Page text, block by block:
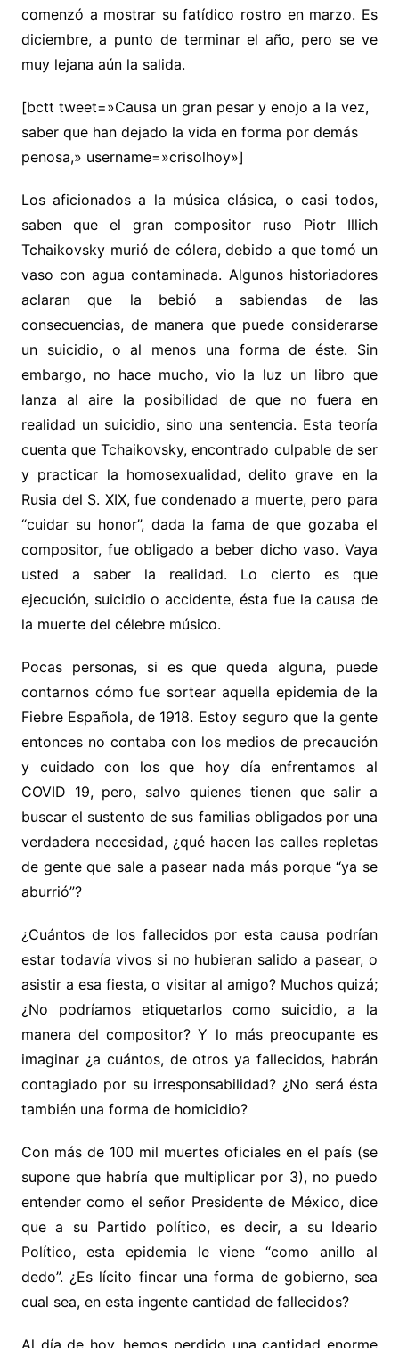
comenzó a mostrar su fatídico rostro en marzo. Es
diciembre, a punto de terminar el año, pero se ve
muy lejana aún la salida.
[bctt tweet=»Causa un gran pesar y enojo a la vez,
saber que han dejado la vida en forma por demás
penosa,» username=»crisolhoy»]
Los aficionados a la música clásica, o casi todos,
saben que el gran compositor ruso Piotr Illich
Tchaikovsky murió de cólera, debido a que tomó un
vaso con agua contaminada. Algunos historiadores
aclaran que la bebió a sabiendas de las
consecuencias, de manera que puede considerarse
un suicidio, o al menos una forma de éste. Sin
embargo, no hace mucho, vio la luz un libro que
lanza al aire la posibilidad de que no fuera en
realidad un suicidio, sino una sentencia. Esta teoría
cuenta que Tchaikovsky, encontrado culpable de ser
y practicar la homosexualidad, delito grave en la
Rusia del S. XIX, fue condenado a muerte, pero para
“cuidar su honor”, dada la fama de que gozaba el
compositor, fue obligado a beber dicho vaso. Vaya
usted a saber la realidad. Lo cierto es que
ejecución, suicidio o accidente, ésta fue la causa de
la muerte del célebre músico.
Pocas personas, si es que queda alguna, puede
contarnos cómo fue sortear aquella epidemia de la
Fiebre Española, de 1918. Estoy seguro que la gente
entonces no contaba con los medios de precaución
y cuidado con los que hoy día enfrentamos al
COVID 19, pero, salvo quienes tienen que salir a
buscar el sustento de sus familias obligados por una
verdadera necesidad, ¿qué hacen las calles repletas
de gente que sale a pasear nada más porque “ya se
aburrió”?
¿Cuántos de los fallecidos por esta causa podrían
estar todavía vivos si no hubieran salido a pasear, o
asistir a esa fiesta, o visitar al amigo? Muchos quizá;
¿No podríamos etiquetarlos como suicidio, a la
manera del compositor? Y lo más preocupante es
imaginar ¿a cuántos, de otros ya fallecidos, habrán
contagiado por su irresponsabilidad? ¿No será ésta
también una forma de homicidio?
Con más de 100 mil muertes oficiales en el país (se
supone que habría que multiplicar por 3), no puedo
entender como el señor Presidente de México, dice
que a su Partido político, es decir, a su Ideario
Político, esta epidemia le viene “como anillo al
dedo”. ¿Es lícito fincar una forma de gobierno, sea
cual sea, en esta ingente cantidad de fallecidos?